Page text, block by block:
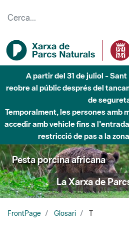
A partir del 31 de juliol -
reobre al públic després del
de
Temporalment, les persones amb
accedir amb vehicle fins a
restricció de pas a la
Pesta porcina africana
La Xarxa de
FrontPage Glosari T